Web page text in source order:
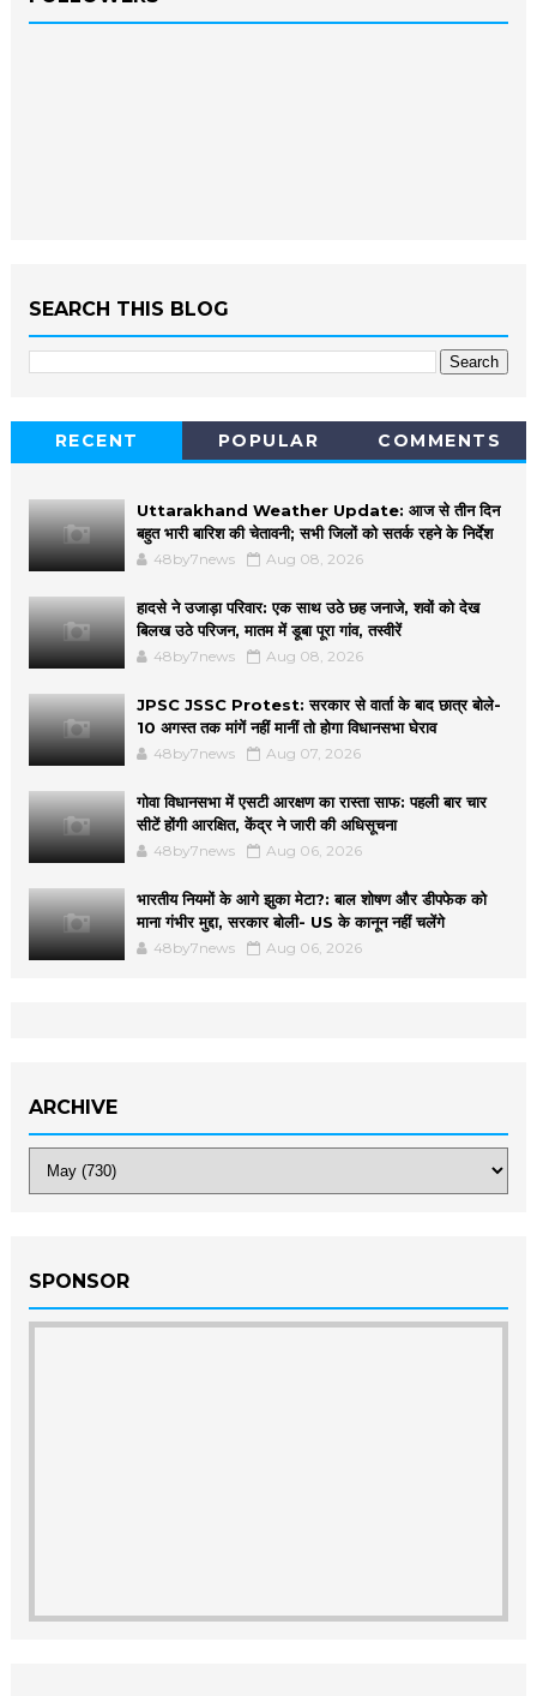
SEARCH THIS BLOG
RECENT POPULAR COMMENTS
Uttarakhand Weather Update: आज से तीन दिन
बहुत भारी बारिश की चेतावनी; सभी जिलों को सतर्क रहने के निर्देश
48by7news Aug 08, 2026
हादसे ने उजाड़ा परिवार: एक साथ उठे छह जनाजे, शवों को देख
बिलख उठे परिजन, मातम में डूबा पूरा गांव, तस्वीरें
48by7news Aug 08, 2026
JPSC JSSC Protest: सरकार से वार्ता के बाद छात्र बोले-
10 अगस्त तक मांगें नहीं मानीं तो होगा विधानसभा घेराव
48by7news Aug 07, 2026
गोवा विधानसभा में एसटी आरक्षण का रास्ता साफ: पहली बार चार
सीटें होंगी आरक्षित, केंद्र ने जारी की अधिसूचना
48by7news Aug 06, 2026
भारतीय नियमों के आगे झुका मेटा?: बाल शोषण और डीपफेक को
माना गंभीर मुद्दा, सरकार बोली- US के कानून नहीं चलेंगे
48by7news Aug 06, 2026
ARCHIVE
SPONSOR